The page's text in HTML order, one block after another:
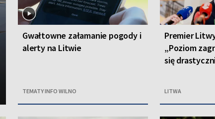
Gwałtowne załamanie pogody i
alerty na Litwie
TEMATY INFO WILNO
Premier
„Poziom
się
LITWA